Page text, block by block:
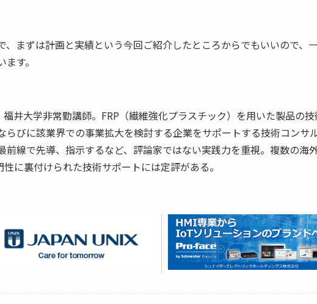
まずは計画と実績という今回ご紹介したところからでもいいので、
す。
井大学非常勤講師。FRP（繊維強化プラスチック）を用いた製品の技
びに該業界での事業拡大を検討する企業をサポートする技術コンサ
線で先導、指示するなど、評論家ではない実践力を重視。複数の海
に裏付けられた技術サポートには定評がある。